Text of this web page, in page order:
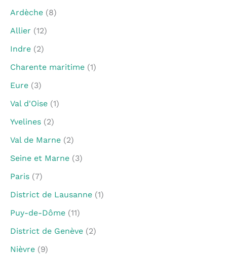
Ardèche (8)
Allier (12)
Indre (2)
Charente maritime (1)
Eure (3)
Val d'Oise (1)
Yvelines (2)
Val de Marne (2)
Seine et Marne (3)
Paris (7)
District de Lausanne (1)
Puy-de-Dôme (11)
District de Genève (2)
Nièvre (9)